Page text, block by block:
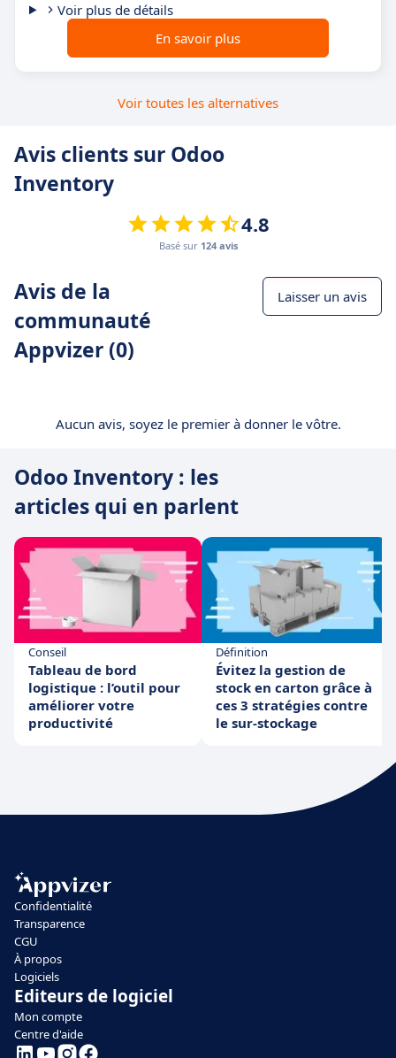
Voir plus de détails
En savoir plus
Voir toutes les alternatives
Avis clients sur Odoo
Inventory
4.8
Basé sur 124 avis
Avis de la
communauté
Appvizer (0)
Laisser un avis
Aucun avis, soyez le premier à donner le vôtre.
Odoo Inventory : les
articles qui en parlent
Conseil
Tableau de bord
logistique : l’outil pour
améliorer votre
productivité
Définition
Évitez la gestion de
stock en carton grâce à
ces 3 stratégies contre
le sur-stockage
Confidentialité
Transparence
CGU
À propos
Logiciels
Editeurs de logiciel
Mon compte
Centre d'aide